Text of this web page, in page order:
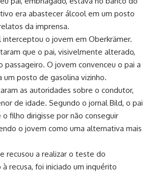
era abastecer álcool em um posto
da imprensa.
interceptou o jovem em Oberkrämer.
que o pai, visivelmente alterado,
passageiro. O jovem convenceu o pai a
um posto de gasolina vizinho.
as autoridades sobre o condutor,
de idade. Segundo o jornal Bild, o pai
filho dirigisse por não conseguir
o jovem como uma alternativa mais
recusou a realizar o teste do
recusa, foi iniciado um inquérito